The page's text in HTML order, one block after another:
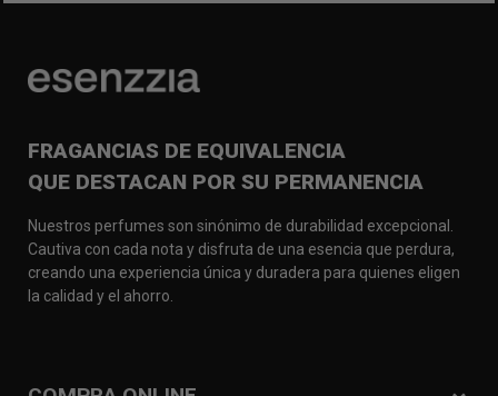
FRAGANCIAS DE EQUIVALENCIA
QUE DESTACAN POR SU PERMANENCIA
Nuestros perfumes son sinónimo de durabilidad excepcional.
Cautiva con cada nota y disfruta de una esencia que perdura,
creando una experiencia única y duradera para quienes eligen
la calidad y el ahorro.